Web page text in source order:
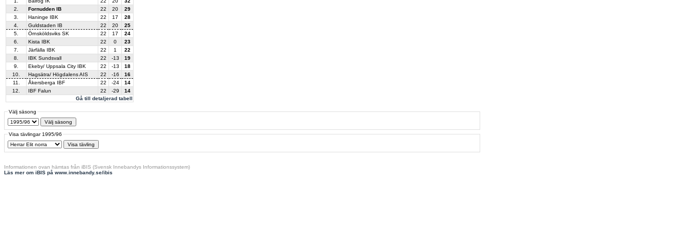
Gå till detaljerad tabell
2.
Fornudden IB 22 20
29
3.
Haninge IBK 22 17
28
4.
Guldstaden IB 22 20
25
5.
Örnsköldsviks SK 22 17
24
6.
Kista IBK 22 0
23
7.
Järfälla IBK 22 1
22
8.
IBK Sundsvall 22 -13
19
9.
Ekeby/ Uppsala City IBK 22 -13
18
10.
Hagsätra/ Högdalens AIS 22 -16
16
11.
Åkersberga IBF 22 -24
14
12.
IBF Falun 22 -29 14
Välj säsong
Visa tävlingar 1995/96
Informationen ovan hämtas från iBIS (Svensk Innebandys Informationssystem)
Läs mer om iBIS på www.innebandy.se/ibis